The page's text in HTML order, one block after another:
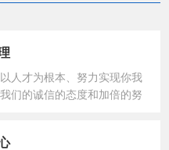
人才为根本、努力实现你我
们的诚信的态度和加倍的努